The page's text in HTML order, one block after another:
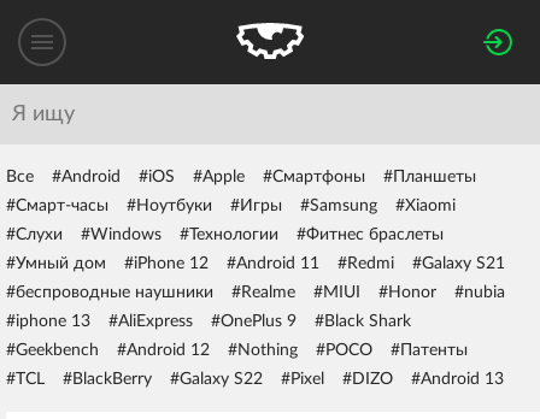
Все #Android #iOS #Apple #Смартфоны
#Планшеты
#Смарт-часы
#Ноутбуки #Игры #Samsung
#Xiaomi
#Слухи
#Windows #Технологии
#Фитнес браслеты
#Умный дом
#iPhone 12 #Android 11 #Redmi
#Galaxy S21
#беспроводные наушники
#Realme #MIUI #Honor
#nubia
#iphone 13
#AliExpress #OnePlus 9
#Black Shark
#Geekbench
#Android 12 #Nothing #POCO
#Патенты
#TCL
#BlackBerry #Galaxy S22 #Pixel #DIZO #Android 13